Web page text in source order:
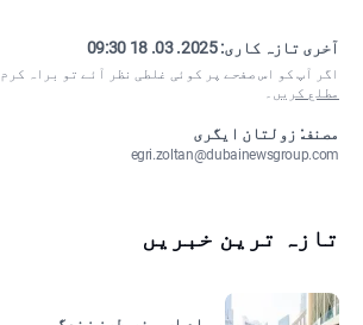
آخری تازہ کاری:2025. 03. 18 09:30
اگر آپ کو اس صفحے پر کوئی غلطی نظر آئے تو براہ کرم
مطلع کریں ۔
مصنف: زولتان ایگری
egri.zoltan@dubainewsgroup.com
تازہ ترین خبریں